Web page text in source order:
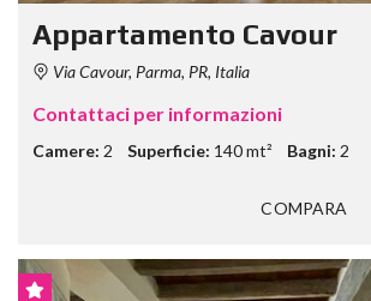
Appartamento Cavour
Via Cavour, Parma, PR, Italia
Contattaci per informazioni
Camere: 2 Superficie: 140 mt² Bagni: 2
COMPARA